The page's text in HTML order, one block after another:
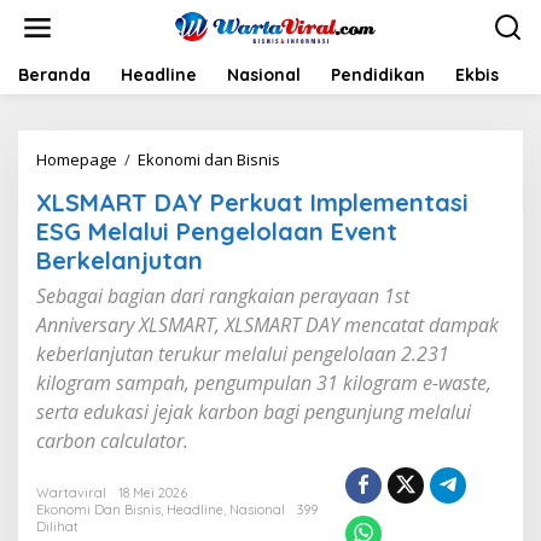
t
Beranda Headline Nasional Pendidikan Ekbis
Homepage / Ekonomi dan Bisnis
S
M
A
T
A
Y
P
r
t
XLSMART DAY Perkuat Implementasi
ESG Melalui Pengelolaan Event
Berkelanjutan
Sebagai bagian dari rangkaian perayaan 1st
Anniversary XLSMART, XLSMART DAY mencatat dampak
keberlanjutan terukur melalui pengelolaan 2.231
kilogram sampah, pengumpulan 31 kilogram e-waste,
serta edukasi jejak karbon bagi pengunjung melalui
carbon calculator.
Wartaviral
18 Mei 2026
Ekonomi Dan Bisnis, Headline, Nasional
399
Dilihat